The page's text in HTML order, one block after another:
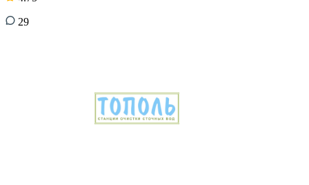
29